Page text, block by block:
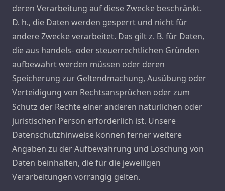
deren Verarbeitung auf diese Zwecke beschränkt.
D. h., die Daten werden gesperrt und nicht für
andere Zwecke verarbeitet. Das gilt z. B. für Daten,
die aus handels- oder steuerrechtlichen Gründen
aufbewahrt werden müssen oder deren
Speicherung zur Geltendmachung, Ausübung oder
Verteidigung von Rechtsansprüchen oder zum
Schutz der Rechte einer anderen natürlichen oder
juristischen Person erforderlich ist. Unsere
Datenschutzhinweise können ferner weitere
Angaben zu der Aufbewahrung und Löschung von
Daten beinhalten, die für die jeweiligen
Verarbeitungen vorrangig gelten.